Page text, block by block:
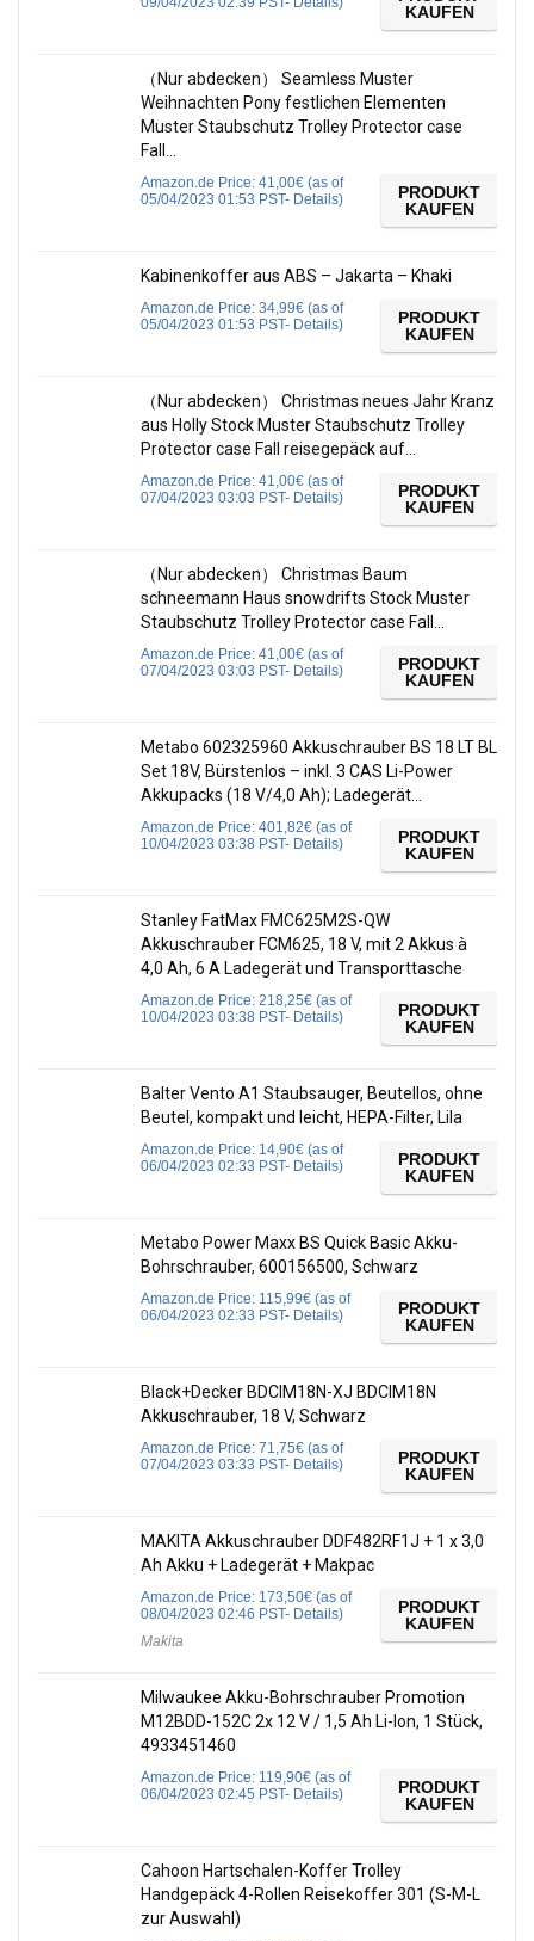
KAUFEN
（Nur abdecken） Seamless Muster
Weihnachten Pony festlichen Elementen
Muster Staubschutz Trolley Protector case
Fall…
Amazon.de Price: 41,00€ (as of
05/04/2023 01:53 PST- Details)
PRODUKT
KAUFEN
Kabinenkoffer aus ABS – Jakarta – Khaki
Amazon.de Price: 34,99€ (as of
05/04/2023 01:53 PST- Details)
PRODUKT
KAUFEN
（Nur abdecken） Christmas neues Jahr Kranz
aus Holly Stock Muster Staubschutz Trolley
Protector case Fall reisegepäck auf…
Amazon.de Price: 41,00€ (as of
07/04/2023 03:03 PST- Details)
PRODUKT
KAUFEN
（Nur abdecken） Christmas Baum
schneemann Haus snowdrifts Stock Muster
Staubschutz Trolley Protector case Fall…
Amazon.de Price: 41,00€ (as of
07/04/2023 03:03 PST- Details)
PRODUKT
KAUFEN
Metabo 602325960 Akkuschrauber BS 18 LT BL
Set 18V, Bürstenlos – inkl. 3 CAS Li-Power
Akkupacks (18 V/4,0 Ah); Ladegerät…
Amazon.de Price: 401,82€ (as of
10/04/2023 03:38 PST- Details)
PRODUKT
KAUFEN
Stanley FatMax FMC625M2S-QW
Akkuschrauber FCM625, 18 V, mit 2 Akkus à
4,0 Ah, 6 A Ladegerät und Transporttasche
Amazon.de Price: 218,25€ (as of
10/04/2023 03:38 PST- Details)
PRODUKT
KAUFEN
Balter Vento A1 Staubsauger, Beutellos, ohne
Beutel, kompakt und leicht, HEPA-Filter, Lila
Amazon.de Price: 14,90€ (as of
06/04/2023 02:33 PST- Details)
PRODUKT
KAUFEN
Metabo Power Maxx BS Quick Basic Akku-
Bohrschrauber, 600156500, Schwarz
Amazon.de Price: 115,99€ (as of
06/04/2023 02:33 PST- Details)
PRODUKT
KAUFEN
Black+Decker BDCIM18N-XJ BDCIM18N
Akkuschrauber, 18 V, Schwarz
Amazon.de Price: 71,75€ (as of
07/04/2023 03:33 PST- Details)
PRODUKT
KAUFEN
MAKITA Akkuschrauber DDF482RF1J + 1 x 3,0
Ah Akku + Ladegerät + Makpac
Amazon.de Price: 173,50€ (as of
08/04/2023 02:46 PST- Details)
Makita
PRODUKT
KAUFEN
Milwaukee Akku-Bohrschrauber Promotion
M12BDD-152C 2x 12 V / 1,5 Ah Li-Ion, 1 Stück,
4933451460
Amazon.de Price: 119,90€ (as of
06/04/2023 02:45 PST- Details)
PRODUKT
KAUFEN
Cahoon Hartschalen-Koffer Trolley
Handgepäck 4-Rollen Reisekoffer 301 (S-M-L
zur Auswahl)